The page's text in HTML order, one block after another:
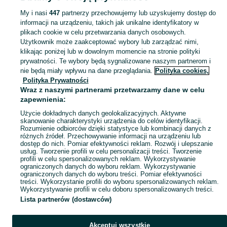
KATEGORIA
Zobacz
Mapa kategorii
Mapa miejscowości
Mapa ministron
Popularne wyszukiwania
My i nasi 447partnerzy przechowujemy lub uzyskujemy dostęp do
informacji na urządzeniu, takich jak unikalne identyfikatory w
plikach cookie w celu przetwarzania danych osobowych.
Użytkownik może zaakceptować wybory lub zarządzać nimi,
klikając poniżej lub w dowolnym momencie na stronie polityki
prywatności. Te wybory będą sygnalizowane naszym partnerom i
nie będą miały wpływu na dane przeglądania. Polityka cookies,
Polityka Prywatności
Wraz z naszymi partnerami przetwarzamy dane w celu
zapewnienia:
Użycie dokładnych danych geolokalizacyjnych. Aktywne
skanowanie charakterystyki urządzenia do celów identyfikacji.
Rozumienie odbiorców dzięki statystyce lub kombinacji danych z
różnych źródeł. Przechowywanie informacji na urządzeniu lub
dostęp do nich. Pomiar efektywności reklam. Rozwój i ulepszanie
usług. Tworzenie profili w celu personalizacji treści. Tworzenie
profili w celu spersonalizowanych reklam. Wykorzystywanie
ograniczonych danych do wyboru reklam. Wykorzystywanie
ograniczonych danych do wyboru treści. Pomiar efektywności
treści. Wykorzystanie profili do wyboru spersonalizowanych reklam.
Wykorzystywanie profili w celu doboru spersonalizowanych treści.
Lista partnerów (dostawców)
Akceptuj wszystkie